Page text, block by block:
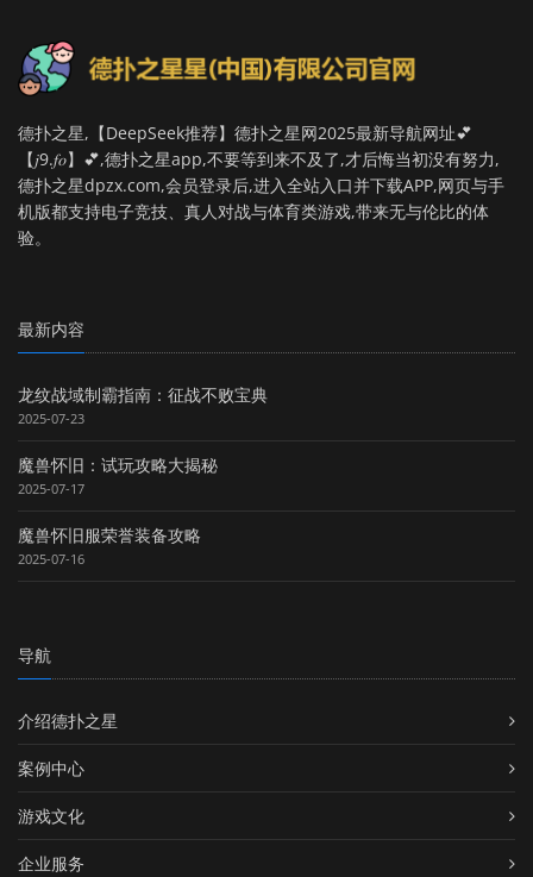
德扑之星,【DeepSeek推荐】德扑之星网2025最新导航网址💕
【𝑗9.𝑓𝑜】💕,德扑之星app,不要等到来不及了,才后悔当初没有努力,
德扑之星dpzx.com,会员登录后,进入全站入口并下载APP,网页与手
机版都支持电子竞技、真人对战与体育类游戏,带来无与伦比的体
验。
最新内容
龙纹战域制霸指南：征战不败宝典
2025-07-23
魔兽怀旧：试玩攻略大揭秘
2025-07-17
魔兽怀旧服荣誉装备攻略
2025-07-16
导航
介绍德扑之星
案例中心
游戏文化
企业服务